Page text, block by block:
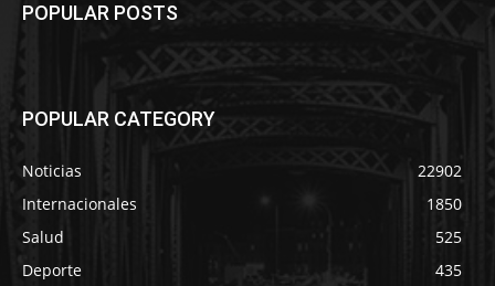
POPULAR POSTS
POPULAR CATEGORY
Noticias
22902
Internacionales
1850
Salud
525
Deporte
435